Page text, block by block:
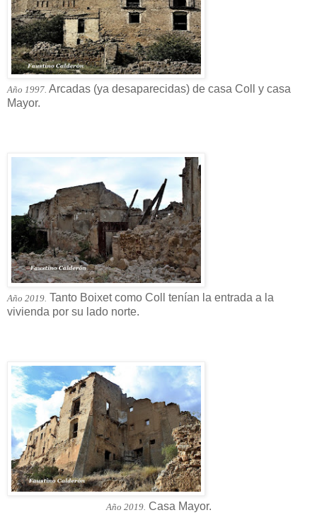
Año 1997. Arcadas (ya desaparecidas) de casa Coll y casa
Mayor.
Año 2019. Tanto Boixet como Coll tenían la entrada a la
vivienda por su lado norte.
Año 2019. Casa Mayor.